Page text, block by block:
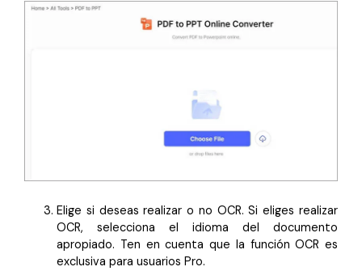
Elige si deseas realizar o no OCR. Si eliges realizar
OCR, selecciona el idioma del documento
apropiado. Ten en cuenta que la función OCR es
exclusiva para usuarios Pro.